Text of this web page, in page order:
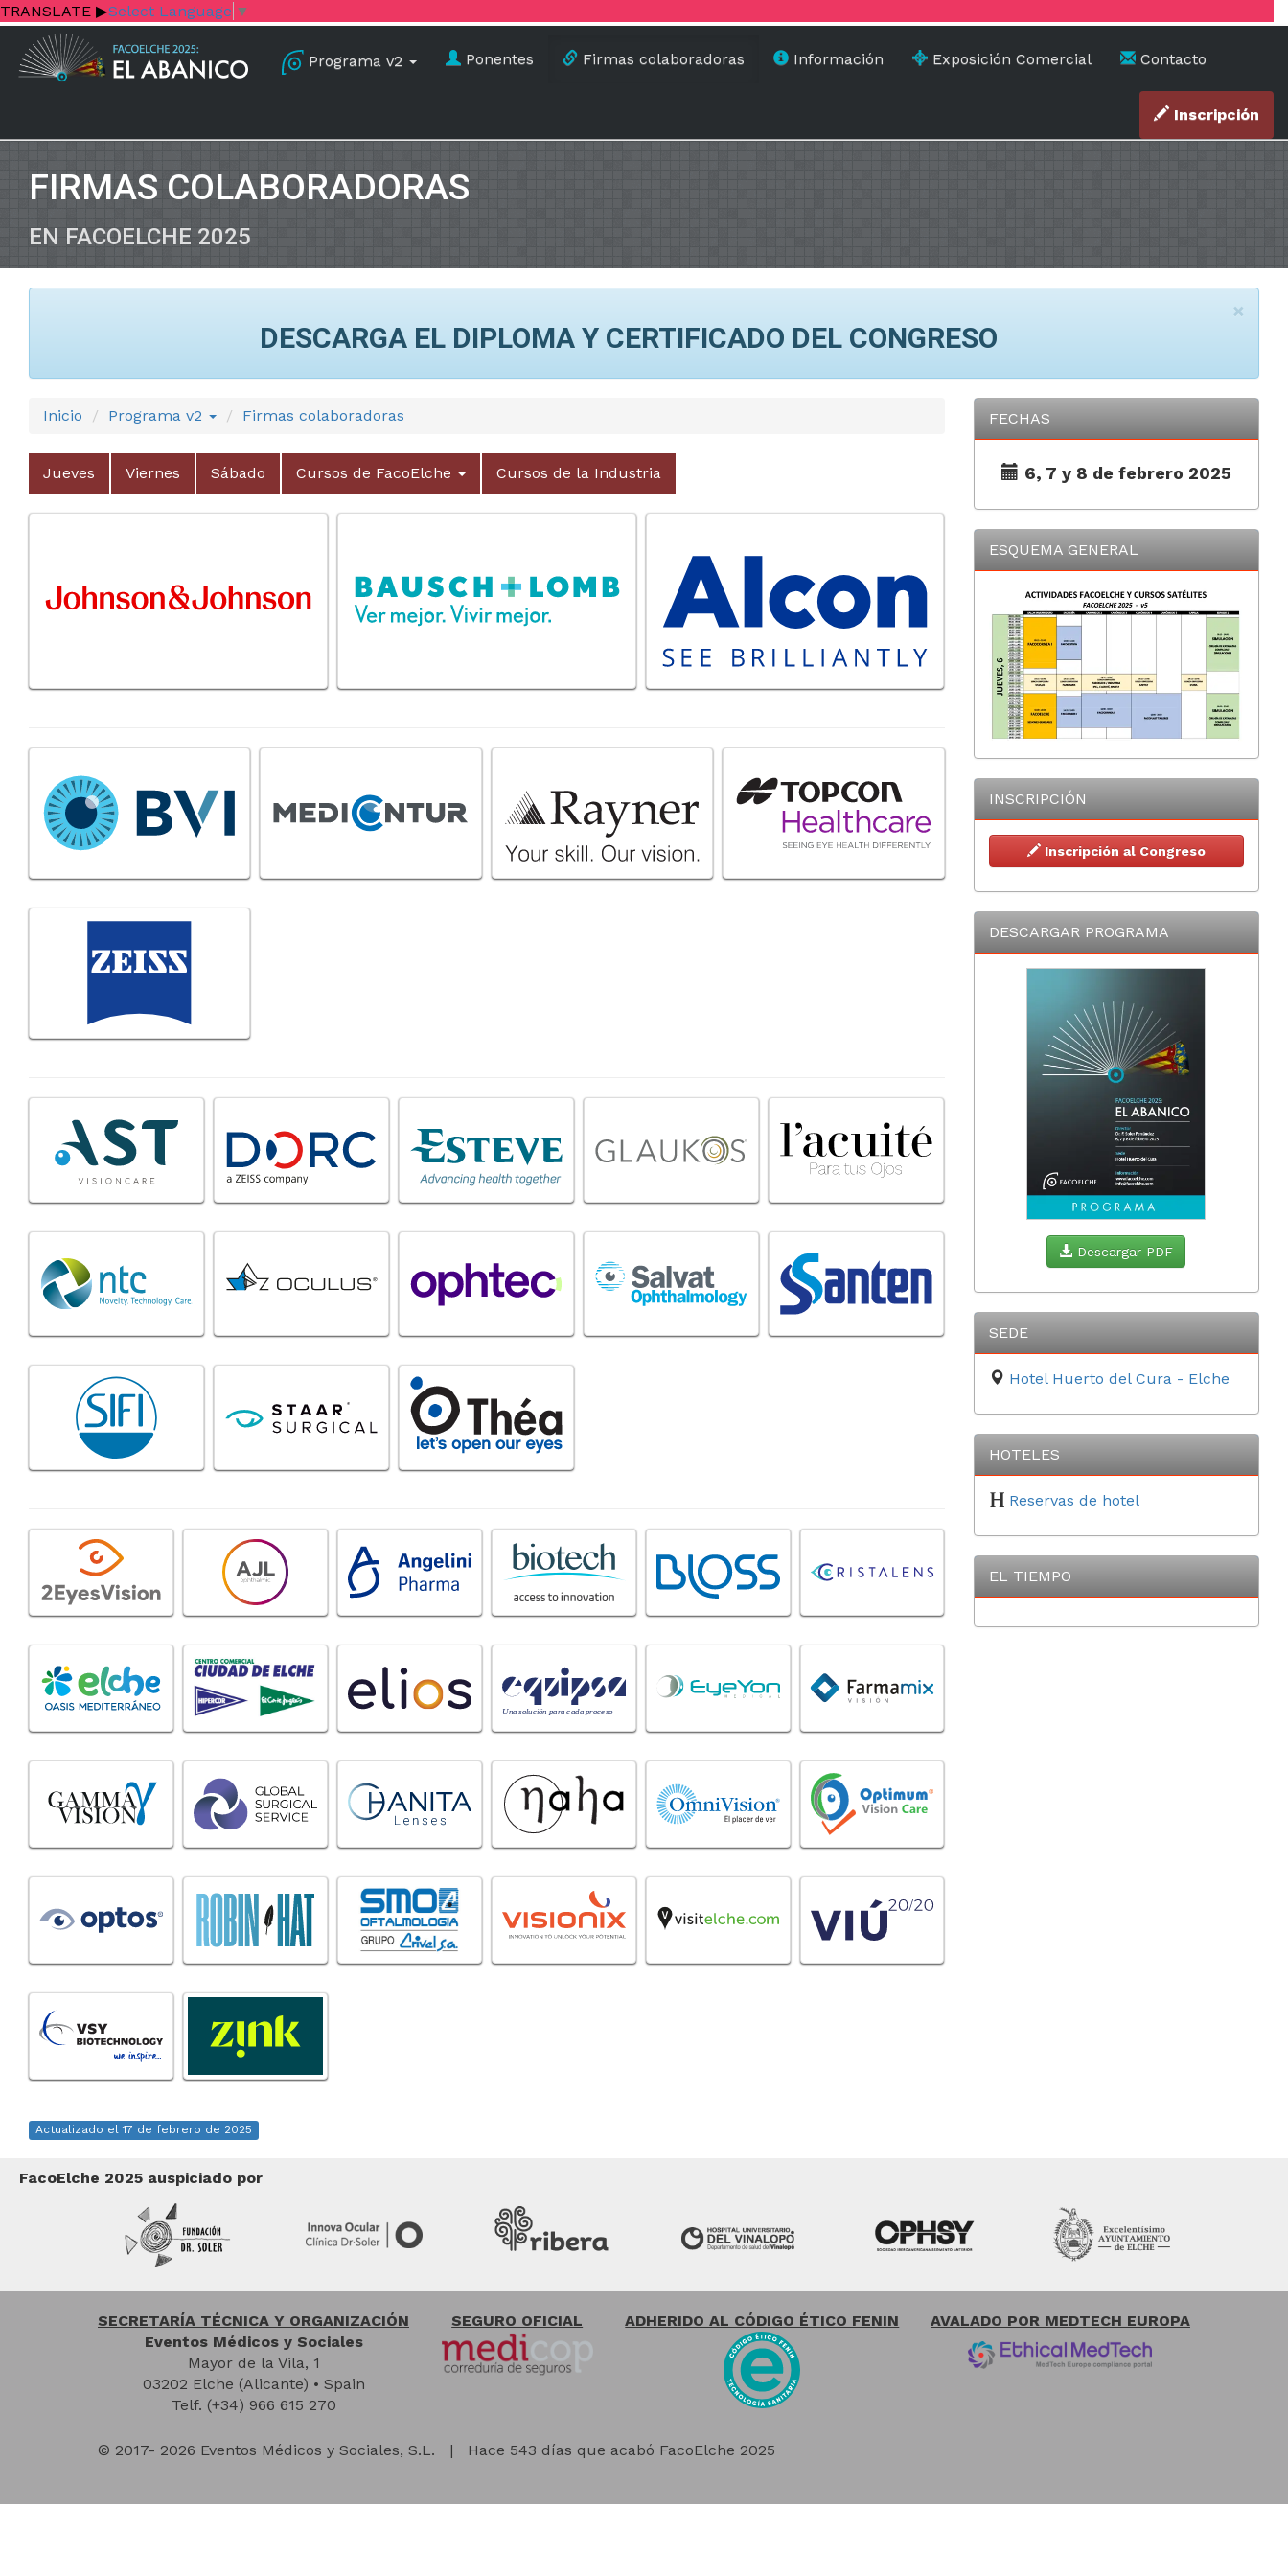
Select Language ▼
Programa v2 Ponentes Firmas colaboradoras Información Exposición Comercial Contacto
Inscripción
FIRMAS COLABORADORAS
EN FACOELCHE 2025
×
DESCARGA EL DIPLOMA Y CERTIFICADO DEL CONGRESO
Inicio Programa v2 Firmas colaboradoras
Jueves Viernes Sábado Cursos de FacoElche Cursos de la Industria
Actualizado el 17 de febrero de 2025
FECHAS
6, 7 y 8 de febrero 2025
ESQUEMA GENERAL
INSCRIPCIÓN
Inscripción al Congreso
DESCARGAR PROGRAMA
Descargar PDF
SEDE
Hotel Huerto del Cura - Elche
HOTELES
Reservas de hotel
EL TIEMPO
FacoElche 2025 auspiciado por
SECRETARÍA TÉCNICA Y ORGANIZACIÓN
Eventos Médicos y Sociales
Mayor de la Vila, 1
03202 Elche (Alicante) • Spain
Telf. (+34) 966 615 270
SEGURO OFICIAL ADHERIDO AL CÓDIGO ÉTICO FENIN AVALADO POR MEDTECH EUROPA
© 2017- 2026 Eventos Médicos y Sociales, S.L. | Hace 543 días que acabó FacoElche 2025